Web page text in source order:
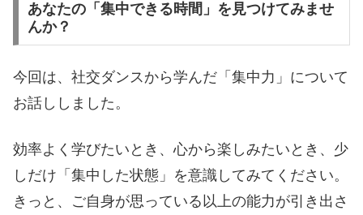
あなたの「集中できる時間」を見つけてみませ
んか？
今回は、社交ダンスから学んだ「集中力」について
お話ししました。
効率よく学びたいとき、心から楽しみたいとき、少
しだけ「集中した状態」を意識してみてください。
きっと、ご自身が思っている以上の能力が引き出さ